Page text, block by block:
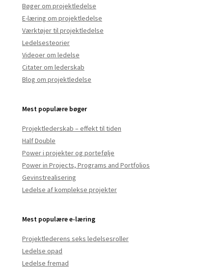
Bøger om projektledelse
E-læring om projektledelse
Værktøjer til projektledelse
Ledelsesteorier
Videoer om ledelse
Citater om lederskab
Blog om projektledelse
Mest populære bøger
Projektlederskab – effekt til tiden
Half Double
Power i projekter og portefølje
Power in Projects, Programs and Portfolios
Gevinstrealisering
Ledelse af komplekse projekter
Mest populære e-læring
Projektlederens seks ledelsesroller
Ledelse opad
Ledelse fremad